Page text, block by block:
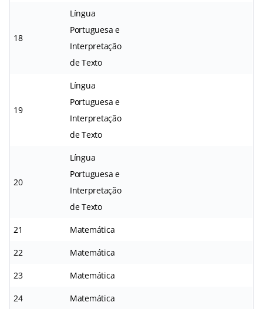
18
Língua
Portuguesa e
Interpretação
de Texto
19
Língua
Portuguesa e
Interpretação
de Texto
20
Língua
Portuguesa e
Interpretação
de Texto
21 Matemática
22 Matemática
23 Matemática
24 Matemática